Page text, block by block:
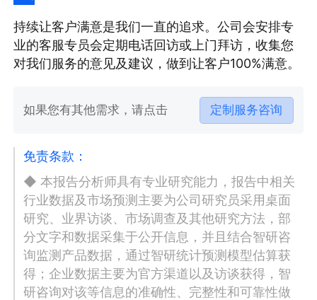
持续让客户满意是我们一直的追求。公司会安排专
业的客服专员会定期电话回访或上门拜访，收集您
对我们服务的意见及建议，做到让客户100%满意。
如果您有其他需求，请点击 定制服务咨询
免责条款：
◆ 本报告分析师具有专业研究能力，报告中相关
行业数据及市场预测主要为公司研究员采用桌面
研究、业界访谈、市场调查及其他研究方法，部
分文字和数据采集于公开信息，并且结合智研咨
询监测产品数据，通过智研统计预测模型估算获
得；企业数据主要为官方渠道以及访谈获得，智
研咨询对该等信息的准确性、完整性和可靠性做